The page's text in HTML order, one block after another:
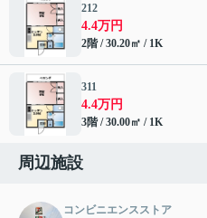
212
4.4万円
2階 / 30.20㎡ / 1K
311
4.4万円
3階 / 30.00㎡ / 1K
周辺施設
コンビニエンスストア